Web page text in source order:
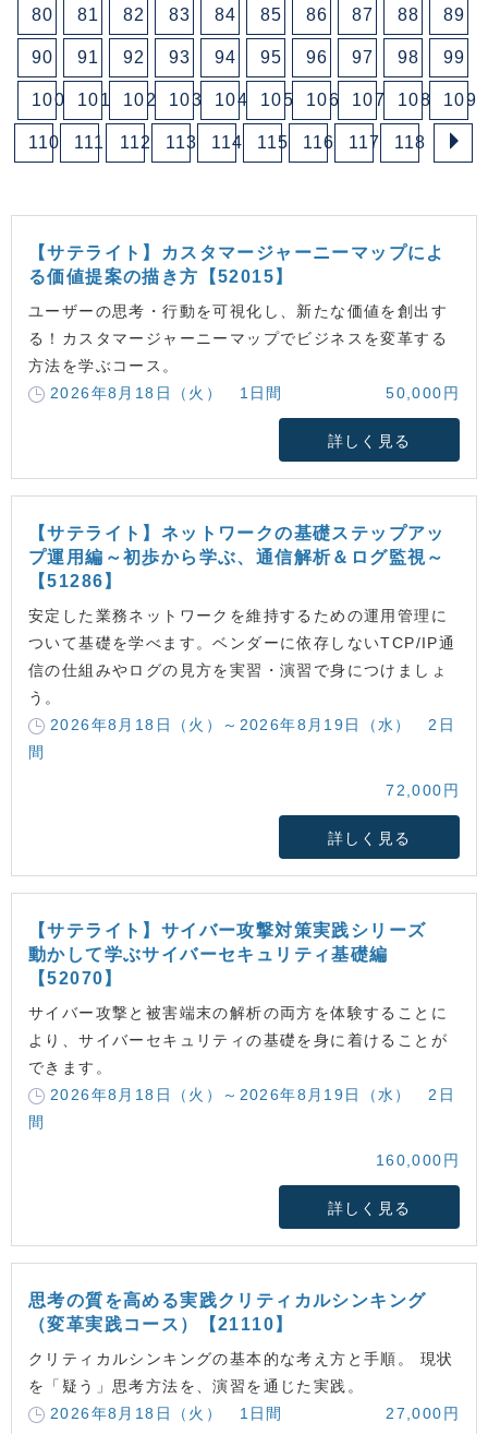
80 81 82 83 84 85 86 87 88 89
90 91 92 93 94 95 96 97 98 99
100 101 102 103 104 105 106 107 108 109
110 111 112 113 114 115 116 117 118
【サテライト】カスタマージャーニーマップによ
る価値提案の描き方【52015】
ユーザーの思考・行動を可視化し、新たな価値を創出す
る！カスタマージャーニーマップでビジネスを変革する
方法を学ぶコース。
2026年8月18日（火） 1日間
50,000円
詳しく見る
【サテライト】ネットワークの基礎ステップアッ
プ運用編～初歩から学ぶ、通信解析＆ログ監視～
【51286】
安定した業務ネットワークを維持するための運用管理に
ついて基礎を学べます。ベンダーに依存しないTCP/IP通
信の仕組みやログの見方を実習・演習で身につけましょ
う。
2026年8月18日（火）～2026年8月19日（水） 2日
間
72,000円
詳しく見る
【サテライト】サイバー攻撃対策実践シリーズ
動かして学ぶサイバーセキュリティ基礎編
【52070】
サイバー攻撃と被害端末の解析の両方を体験することに
より、サイバーセキュリティの基礎を身に着けることが
できます。
2026年8月18日（火）～2026年8月19日（水） 2日
間
160,000円
詳しく見る
思考の質を高める実践クリティカルシンキング
（変革実践コース）【21110】
クリティカルシンキングの基本的な考え方と手順。 現状
を「疑う」思考方法を、演習を通じた実践。
2026年8月18日（火） 1日間
27,000円